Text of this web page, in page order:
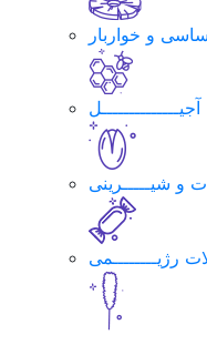
و خواربار
آجیــــــــــــــل
و شیـــــرینی
رژیــــــــمی